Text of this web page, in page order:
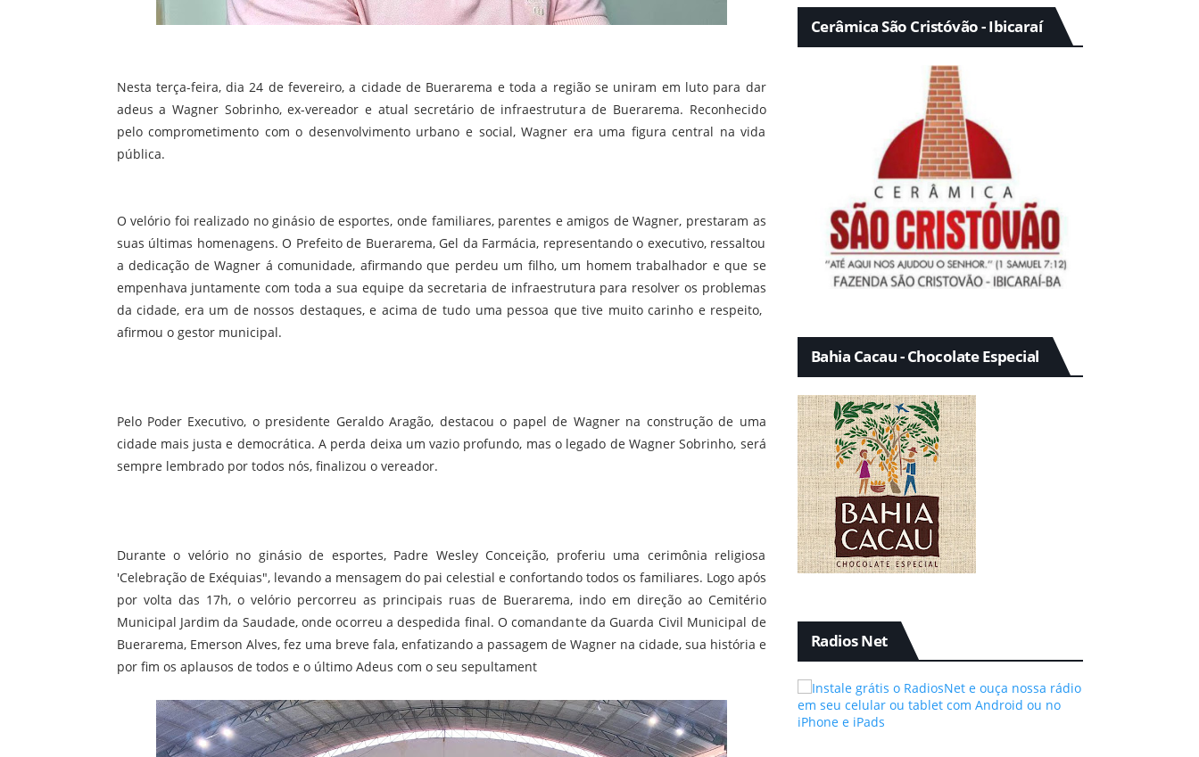
Nesta terça-feira, dia 24 de fevereiro, a cidade de Buerarema e toda a região se uniram em luto para dar
adeus a Wagner Sobrinho, ex-vereador e atual secretário de infraestrutura de Buerarema. Reconhecido
pelo comprometimento com o desenvolvimento urbano e social, Wagner era uma figura central na vida
pública.
O velório foi realizado no ginásio de esportes, onde familiares, parentes e amigos de Wagner, prestaram as
suas últimas homenagens. O Prefeito de Buerarema, Gel da Farmácia, representando o executivo, ressaltou
a dedicação de Wagner á comunidade, afirmando que perdeu um filho, um homem trabalhador e que se
empenhava juntamente com toda a sua equipe da secretaria de infraestrutura para resolver os problemas
da cidade, era um de nossos destaques, e acima de tudo uma pessoa que tive muito carinho e respeito,
afirmou o gestor municipal.
Pelo Poder Executivo, o presidente Geraldo Aragão, destacou o papel de Wagner na construção de uma
cidade mais justa e democrática. A perda deixa um vazio profundo, mas o legado de Wagner Sobrinho, será
sempre lembrado por todos nós, finalizou o vereador.
Durante o velório no ginásio de esportes, Padre Wesley Conceição, proferiu uma cerimônia religiosa
'Celebração de Exéquias", levando a mensagem do pai celestial e confortando todos os familiares. Logo após
por volta das 17h, o velório percorreu as principais ruas de Buerarema, indo em direção ao Cemitério
Municipal Jardim da Saudade, onde ocorreu a despedida final. O comandante da Guarda Civil Municipal de
Buerarema, Emerson Alves, fez uma breve fala, enfatizando a passagem de Wagner na cidade, sua história e
por fim os aplausos de todos e o último Adeus com o seu sepultament
Cerâmica São Cristóvão - Ibicaraí
Bahia Cacau - Chocolate Especial
Radios Net